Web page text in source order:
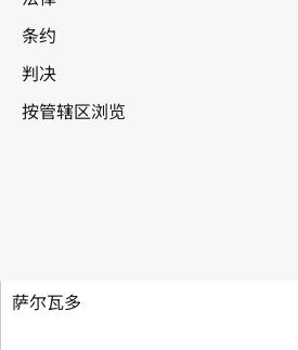
萨尔瓦多